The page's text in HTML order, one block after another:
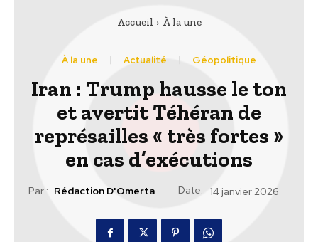
Accueil À la une
À la une Actualité Géopolitique
Iran : Trump hausse le ton
et avertit Téhéran de
représailles « très fortes »
en cas d’exécutions
Par : Rédaction D'Omerta Date: 14 janvier 2026